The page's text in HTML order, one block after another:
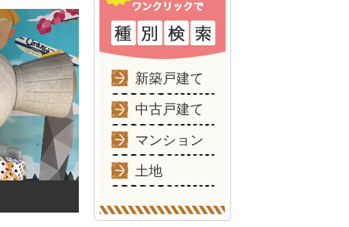
新築戸建て
中古戸建て
マンション
土地